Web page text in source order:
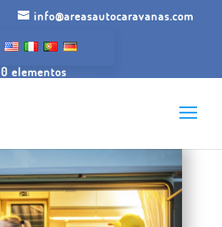
info@areasautocaravanas.com
0 elementos